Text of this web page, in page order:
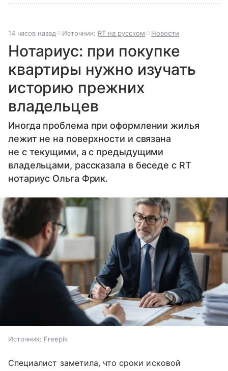
14 часов назад Источник: RT на русском Новости
Нотариус: при покупке
квартиры нужно изучать
историю прежних
владельцев
Иногда проблема при оформлении жилья
лежит не на поверхности и связана
не с текущими, а с предыдущими
владельцами, рассказала в беседе с RT
нотариус Ольга Фрик.
Источник: Freepik
Специалист заметила, что сроки исковой